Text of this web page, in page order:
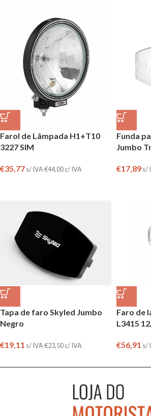
Farol de Lâmpada H1+T10
3227 SIM
€35,77s/ IVA€44,00c/ IVA
Funda
Jumbo
€17,89s/
Tapa de faro Skyled Jumbo
Negro
€19,11 s/ IVA€23,50c/ IVA
Faro de
L3415
€56,91 s/